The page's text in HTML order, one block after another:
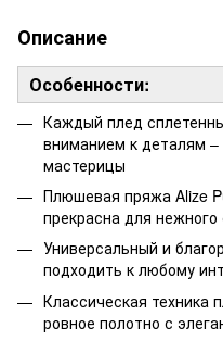
Описание
Особенности:
Каждый плед
вниманием к деталям –
мастерицы
Плюшевая пряжа Alize
прекрасна для
Универсальный и
подходить к любому
Классическая техника
ровное полотно с